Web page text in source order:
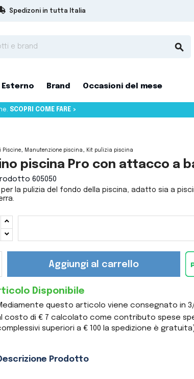
Spedizoni in tutta Italia
search
Brand Occasioni del mese
SCOPRI COME FARE >
Piscine Manutenzione piscina Kit pulizia piscina
piscina Pro con attacco a
605050
per la pulizia del fondo della piscina, adatto sia a
Aggiungi al carrello
Disponibile
questo articolo viene consegnato in
costo di € 7 calcolato come contributo spese
superiori a € 100 la spedizione è
Prodotto